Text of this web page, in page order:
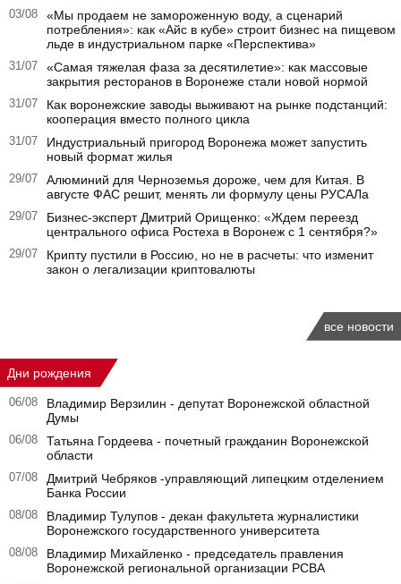
03/08
«Мы продаем не замороженную воду, а сценарий
потребления»: как «Айс в кубе» строит бизнес на пищевом
льде в индустриальном парке «Перспектива»
31/07
«Самая тяжелая фаза за десятилетие»: как массовые
закрытия ресторанов в Воронеже стали новой нормой
31/07
Как воронежские заводы выживают на рынке подстанций:
кооперация вместо полного цикла
31/07
Индустриальный пригород Воронежа может запустить
новый формат жилья
29/07
Алюминий для Черноземья дороже, чем для Китая. В
августе ФАС решит, менять ли формулу цены РУСАЛа
29/07
Бизнес-эксперт Дмитрий Орищенко: «Ждем переезд
центрального офиса Ростеха в Воронеж с 1 сентября?»
29/07
Крипту пустили в Россию, но не в расчеты: что изменит
закон о легализации криптовалюты
все новости
Дни рождения
06/08
Владимир Верзилин - депутат Воронежской областной
Думы
06/08
Татьяна Гордеева - почетный гражданин Воронежской
области
07/08
Дмитрий Чебряков -управляющий липецким отделением
Банка России
08/08
Владимир Тулупов - декан факультета журналистики
Воронежского государственного университета
08/08
Владимир Михайленко - председатель правления
Воронежской региональной организации РСВА